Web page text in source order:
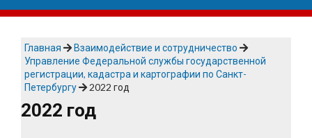
Главная
Взаимодействие и сотрудничество
Управление Федеральной службы государственной
регистрации, кадастра и картографии по Санкт-
Петербургу
2022 год
2022 год